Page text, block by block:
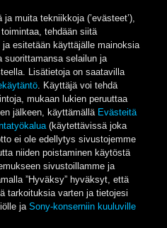
muita tekniikkoja (’evästeet’),
tehdään siitä
esitetään käyttäjälle mainoksia
suorittamansa selailun ja
Lisätietoja on saatavilla
. Käyttäjä voi tehdä
mukaan lukien peruuttaa
jälkeen, käyttämällä Evästeitä
(käytettävissä joka
ei ole edellytys sivustojemme
niiden poistaminen käytöstä
sivustoillamme ja
”Hyväksy” hyväksyt, että
tarkoituksia varten ja tietojesi
jaSony-konserniin kuuluville